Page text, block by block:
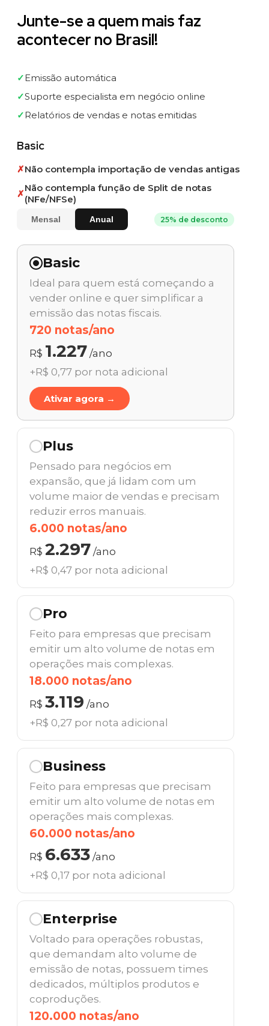
Junte-se a quem mais faz
acontecer no Brasil!
✓Emissão automática
✓Suporte especialista em negócio online
✓Relatórios de vendas e notas emitidas
Basic
✗Não contempla importação de vendas antigas
✗Não contempla função de Split de notas
(NFe/NFSe)
Mensal Anual 25% de desconto
Basic
Ideal para quem está começando a
vender online e quer simplificar a
emissão das notas fiscais.
720 notas/ano
R$ 1.227 /ano
+R$ 0,77 por nota adicional
Ativar agora →
Plus
Pensado para negócios em
expansão, que já lidam com um
volume maior de vendas e precisam
reduzir erros manuais.
6.000 notas/ano
R$ 2.297 /ano
+R$ 0,47 por nota adicional
Pro
Feito para empresas que precisam
emitir um alto volume de notas em
operações mais complexas.
18.000 notas/ano
R$ 3.119 /ano
+R$ 0,27 por nota adicional
Business
Feito para empresas que precisam
emitir um alto volume de notas em
operações mais complexas.
60.000 notas/ano
R$ 6.633 /ano
+R$ 0,17 por nota adicional
Enterprise
Voltado para operações robustas,
que demandam alto volume de
emissão de notas, possuem times
dedicados, múltiplos produtos e
coproduções.
120.000 notas/ano